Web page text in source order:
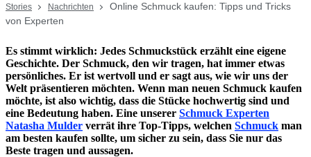
Stories Nachrichten
Online Schmuck kaufen: Tipps und Tricks
von Experten
Es stimmt wirklich: Jedes Schmuckstück erzählt eine eigene
Geschichte. Der Schmuck, den wir tragen, hat immer etwas
persönliches. Er ist wertvoll und er sagt aus, wie wir uns der
Welt präsentieren möchten. Wenn man neuen Schmuck kaufen
möchte, ist also wichtig, dass die Stücke hochwertig sind und
eine Bedeutung haben. Eine unserer Schmuck Experten
Natasha Mulder verrät ihre Top-Tipps, welchen Schmuck man
am besten kaufen sollte, um sicher zu sein, dass Sie nur das
Beste tragen und aussagen.